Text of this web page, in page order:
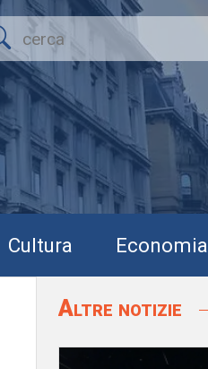
Cultura Economia
Altre notizie